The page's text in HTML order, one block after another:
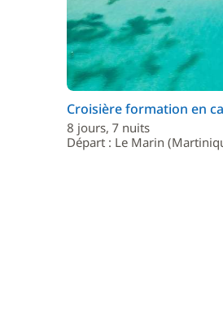
Croisière formation en
8 jours, 7 nuits
Départ : Le Marin